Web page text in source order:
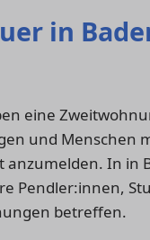
in
eine
und Menschen
In in
Pendler:innen,
betreffen.